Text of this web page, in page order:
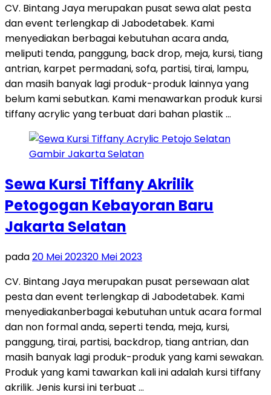
CV. Bintang Jaya merupakan pusat sewa alat pesta
dan event terlengkap di Jabodetabek. Kami
menyediakan berbagai kebutuhan acara anda,
meliputi tenda, panggung, back drop, meja, kursi, tiang
antrian, karpet permadani, sofa, partisi, tirai, lampu,
dan masih banyak lagi produk-produk lainnya yang
belum kami sebutkan. Kami menawarkan produk kursi
tiffany acrylic yang terbuat dari bahan plastik …
Sewa Kursi Tiffany Akrilik
Petogogan Kebayoran Baru
Jakarta Selatan
pada20 Mei 202320 Mei 2023
CV. Bintang Jaya merupakan pusat persewaan alat
pesta dan event terlengkap di Jabodetabek. Kami
menyediakanberbagai kebutuhan untuk acara formal
dan non formal anda, seperti tenda, meja, kursi,
panggung, tirai, partisi, backdrop, tiang antrian, dan
masih banyak lagi produk-produk yang kami sewakan.
Produk yang kami tawarkan kali ini adalah kursi tiffany
akrilik. Jenis kursi ini terbuat …